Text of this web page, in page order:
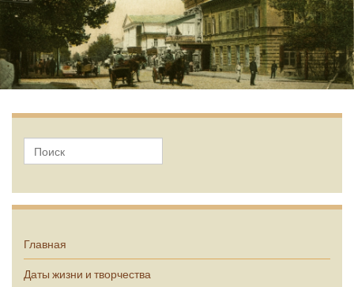
Главная
Даты жизни и творчества